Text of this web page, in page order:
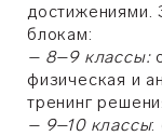
достижениями.
блокам:
– 8–9 классы:
физическая и
тренинг
– 9–10 классы: